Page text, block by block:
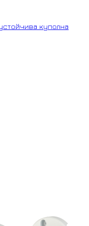
куполна